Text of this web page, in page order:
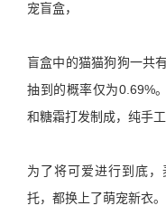
宠盲盒，
盲盒中的猫猫狗狗一共
抽到的概率仅为0.69%
和糖霜打发制成，纯手
为了将可爱进行到底
托，都换上了萌宠新衣。